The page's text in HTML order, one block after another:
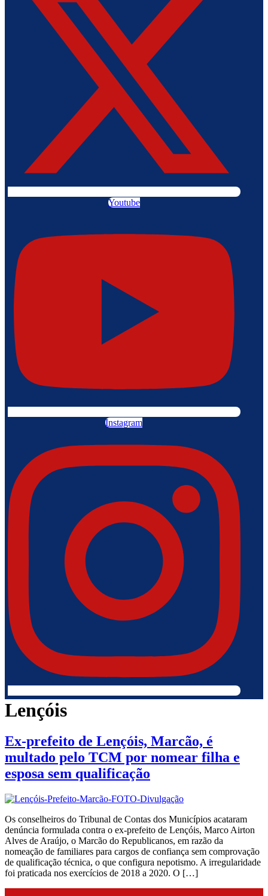
Youtube
Instagram
Lençóis
Ex-prefeito de Lençóis, Marcão, é
multado pelo TCM por nomear filha e
esposa sem qualificação
Os conselheiros do Tribunal de Contas dos Municípios acataram
denúncia formulada contra o ex-prefeito de Lençóis, Marco Airton
Alves de Araújo, o Marcão do Republicanos, em razão da
nomeação de familiares para cargos de confiança sem comprovação
de qualificação técnica, o que configura nepotismo. A irregularidade
foi praticada nos exercícios de 2018 a 2020. O […]